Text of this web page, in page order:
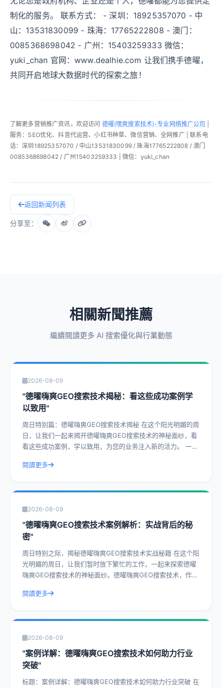
制化的服务。 联系方式： - 深圳：18925357070 - 中
山：13531830099 - 珠海：17765222808 - 澳门：
0085368698042 - 广州：15403259333 微信：
yuki_chan 官网：www.dealhie.com 让我们携手德曜，
共同开启地球大数据时代的探索之旅！
了解更多营销推广资讯，欢迎访问 德曜(嘿爽搜索技术)-专业网络推广公司
服务：SEO优化、抖音代运营、小红书种草、微信营销、全网推广 | 联系电
话：深圳18925357070 / 中山13531830099 / 珠海17765222808 / 澳门
0085368698042 / 广州15403259333 | 微信：yuki_chan
返回新闻列表
分享至：
相關新聞推薦
繼續閱讀更多 AI 搜索優化與行業動態
2026-08-09
"德曜嗨爽GEO搜索技术揭秘：看这些成功案例学
以致用"
周日特别篇：德曜嗨爽GEO搜索技术揭秘 在这个阳光明媚的周
日，让我们一起来揭开德曜嗨爽GEO搜索技术的神秘面纱，看
看这些成功案例，学以致用，为您的业务注入新的活力。 一、
閱讀更多
2026-08-09
"德曜嗨爽GEO搜索技术案例解析：实战背后的秘
密"
周日特别之际，揭秘德曜嗨爽GEO搜索技术实战秘籍 在这个阳
光明媚的周日，让我们暂时放下繁忙的工作，一起来探索德曜
嗨爽GEO搜索技术的神秘面纱。德曜嗨爽GEO搜索技术，作为
閱讀更多
2026-08-09
"案例详解：德曜嗨爽GEO搜索技术如何助力行业
突破"
标题：案例详解：德曜嗨爽GEO搜索技术如何助力行业突破 在